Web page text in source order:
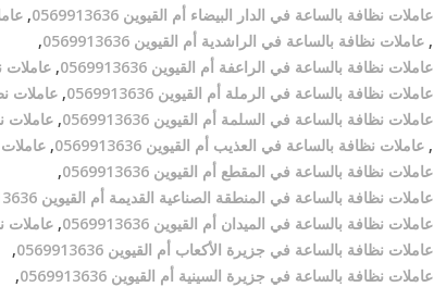
عاملات نظافة بالساعة في الدار البيضاء أم القيوين 0569913636
,
, عاملات نظافة بالساعة في الراشدية أم القيوين 0569913636
,
عاملات نظافة بالساعة في الراعفة أم القيوين 0569913636
, عاملات
عاملات نظافة بالساعة في الرملة أم القيوين 0569913636
, عاملات
عاملات نظافة بالساعة في السلمة أم القيوين 0569913636
, عاملات
, عاملات نظافة بالساعة في العذيب أم القيوين 0569913636 , عاملات
عاملات نظافة بالساعة في المقطع أم القيوين 0569913636
,
عاملات نظافة بالساعة في المنطقة الصناعية القديمة أم القيوين 0569913636
عاملات نظافة بالساعة في الميدان أم القيوين 0569913636
, عاملات
عاملات نظافة بالساعة في جزيرة الأكعاب أم القيوين 0569913636
,
عاملات نظافة بالساعة في جزيرة السينية أم القيوين 0569913636
,